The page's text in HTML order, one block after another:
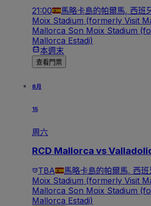
21:00 馬略卡島的帕爾馬, 西班
Moix Stadium (formerly Visit
Mallorca Son Moix Stadium
Mallorca Estadi)
本週末
查看門票
8月
15
周六
RCD Mallorca vs
TBA 馬略卡島的帕爾馬, 西班
Moix Stadium (formerly Visit
Mallorca Son Moix Stadium
Mallorca Estadi)